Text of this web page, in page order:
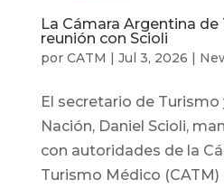
La Cámara Argentina
reunión con Scioli
por CATM | Jul 3, 2026 |
El secretario de
Nación, Daniel Scioli,
con autoridades de la
Turismo Médico (CATM)